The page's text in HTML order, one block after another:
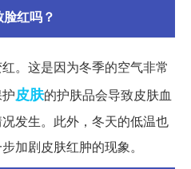
红吗？
。这是因为冬季的空气非常
皮肤的护肤品会导致皮肤血
发生。此外，冬天的低温也
加剧皮肤红肿的现象。